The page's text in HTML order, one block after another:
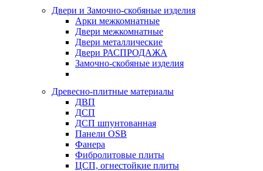
Двери и Замочно-скобяные изделия
Арки межкомнатные
Двери межкомнатные
Двери металлические
Двери РАСПРОДАЖА
Замочно-скобяные изделия
Древесно-плитные материалы
ДВП
ДСП
ДСП шпунтованная
Панели OSB
Фанера
Фибролитовые плиты
ЦСП, огнестойкие плиты